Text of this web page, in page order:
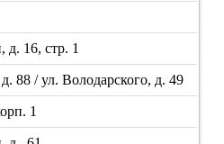
д. 16, стр. 1
88 / ул. Володарского, д. 49
1